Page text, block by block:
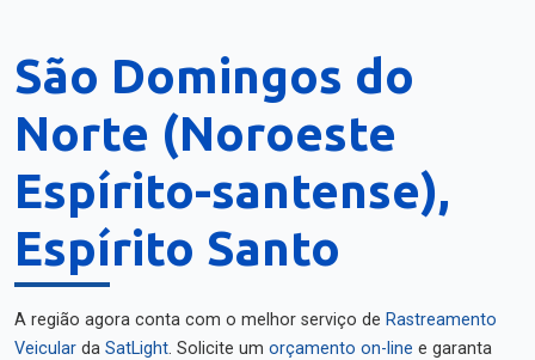
São Domingos do
Norte (Noroeste
Espírito-santense),
Espírito Santo
A região agora conta com o melhor serviço de Rastreamento
Veicular da SatLight. Solicite um orçamento on-line e garanta